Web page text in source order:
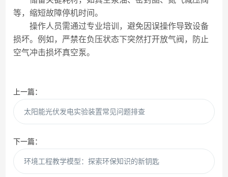
等，缩短故障停机时间。
操作人员需通过专业培训，避免因误操作导致设备
损坏。例如，严禁在负压状态下突然打开放气阀，防止
空气冲击损坏真空泵。
上一篇：
太阳能光伏发电实验装置常见问题排查
下一篇：
环境工程教学模型：探索环保知识的新钥匙